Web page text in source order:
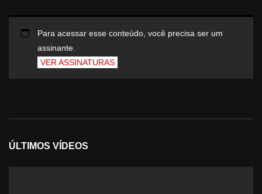
Para acessar esse conteúdo, você precisa ser um
assinante.
VER ASSINATURAS
ÚLTIMOS VÍDEOS